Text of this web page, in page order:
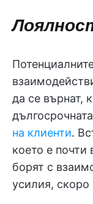
да се върнат,
на клиенти.
което е почти
борят с
усилия, скоро